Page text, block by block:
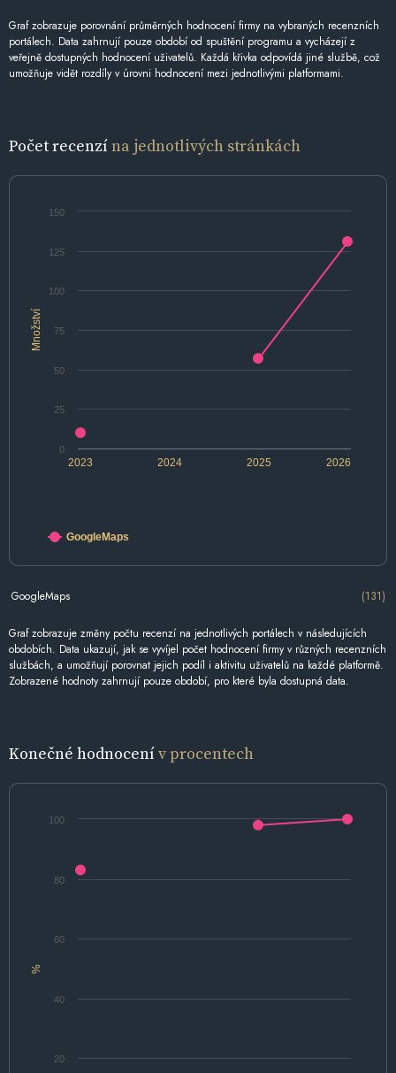
Graf zobrazuje porovnání průměrných hodnocení firmy na vybraných recenzních
portálech. Data zahrnují pouze období od spuštění programu a vycházejí z
veřejně dostupných hodnocení uživatelů. Každá křivka odpovídá jiné službě, což
umožňuje vidět rozdíly v úrovni hodnocení mezi jednotlivými platformami.
Počet recenzína jednotlivých stránkách
Množství
2024 2026
2023 2025
0
25
50
75
100
125
150
GoogleMaps
GoogleMaps (131)
Graf zobrazuje změny počtu recenzí na jednotlivých portálech v následujících
obdobích. Data ukazují, jak se vyvíjel počet hodnocení firmy v různých recenzních
službách, a umožňují porovnat jejich podíl i aktivitu uživatelů na každé platformě.
Zobrazené hodnoty zahrnují pouze období, pro které byla dostupná data.
Konečné hodnocenív procentech
%
20
40
60
80
100